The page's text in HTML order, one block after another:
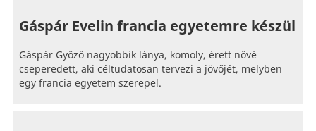
Gáspár Evelin francia egyetemre készül
Gáspár Győző nagyobbik lánya, komoly, érett nővé
cseperedett, aki céltudatosan tervezi a jövőjét, melyben
egy francia egyetem szerepel.